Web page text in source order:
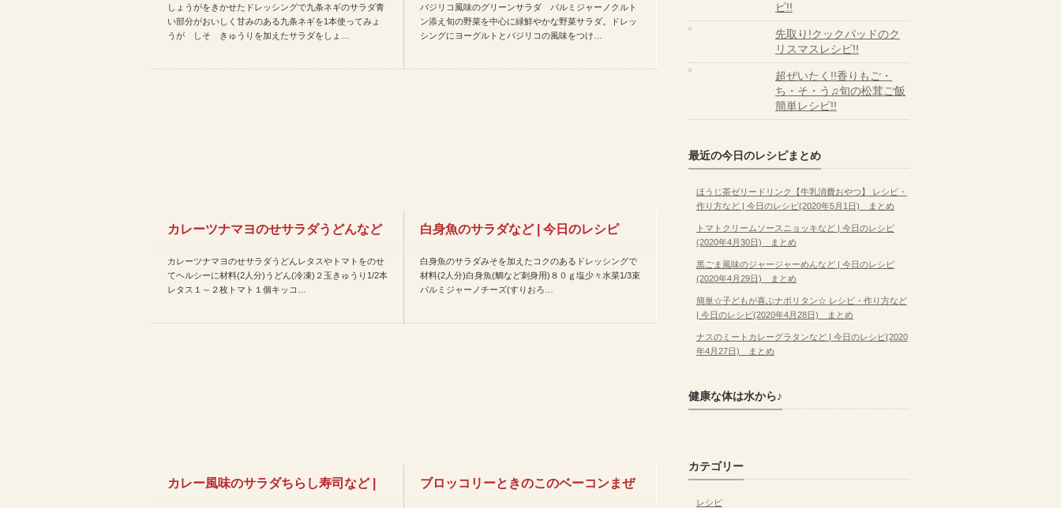
条ネギのサラダなど | 簡…
しょうがをきかせたドレッシングで九条ネギのサラダ青
い部分がおいしく甘みのある九条ネギを1本使ってみょ
うが しそ きゅうりを加えたサラダをしょ…
ミジャーノクルトン添えなど…
バジリコ風味のグリーンサラダ パルミジャーノクルト
ン添え旬の野菜を中心に緑鮮やかな野菜サラダ。ドレッ
シングにヨーグルトとバジリコの風味をつけ…
カレーツナマヨのせサラダうどんなど
| 今日のレシピ(201…
カレーツナマヨのせサラダうどんレタスやトマトをのせ
てヘルシーに材料(2人分)うどん(冷凍)２玉きゅうり1/2本
レタス１～２枚トマト１個キッコ…
白身魚のサラダなど | 今日のレシピ
(2015年5月26日)…
白身魚のサラダみそを加えたコクのあるドレッシングで
材料(2人分)白身魚(鯛など刺身用)８０ｇ塩少々水菜1/3束
パルミジャーノチーズ(すりおろ…
カレー風味のサラダちらし寿司など | ブロッコリーときのこのベーコンまぜ
ピ!!
先取り!クックパッドのク
リスマスレシピ!!
超ぜいたく!!香りもご・
ち・そ・う♫旬の松茸ご飯
簡単レシピ!!
最近の今日のレシピまとめ
ほうじ茶ゼリードリンク【牛乳消費おやつ】 レシピ・
作り方など | 今日のレシピ(2020年5月1日) まとめ
トマトクリームソースニョッキなど | 今日のレシピ
(2020年4月30日) まとめ
黒ごま風味のジャージャーめんなど | 今日のレシピ
(2020年4月29日) まとめ
簡単☆子どもが喜ぶナポリタン☆ レシピ・作り方など
| 今日のレシピ(2020年4月28日) まとめ
ナスのミートカレーグラタンなど | 今日のレシピ(2020
年4月27日) まとめ
健康な体は水から♪
カテゴリー
レシピ